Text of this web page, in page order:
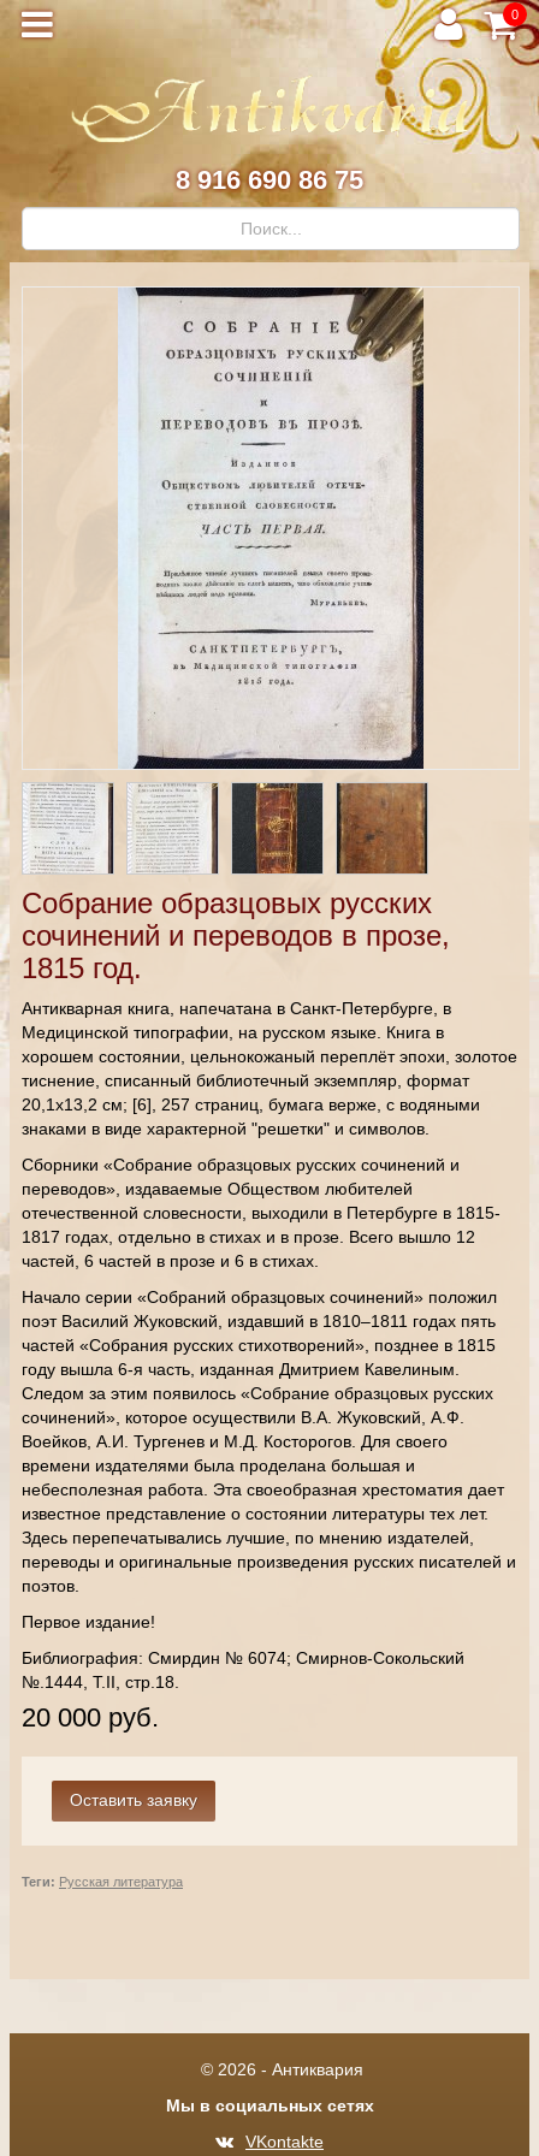
0
8 916 690 86 75
Собрание образцовых русских
сочинений и переводов в прозе,
1815 год.
Антикварная книга, напечатана в Санкт-Петербурге, в
Медицинской типографии, на русском языке. Книга в
хорошем состоянии, цельнокожаный переплёт эпохи, золотое
тиснение, списанный библиотечный экземпляр, формат
20,1х13,2 см; [6], 257 страниц, бумага верже, с водяными
знаками в виде характерной "решетки" и символов.
Сборники «Собрание образцовых русских сочинений и
переводов», издаваемые Обществом любителей
отечественной словесности, выходили в Петербурге в 1815-
1817 годах, отдельно в стихах и в прозе. Всего вышло 12
частей, 6 частей в прозе и 6 в стихах.
Начало серии «Собраний образцовых сочинений» положил
поэт Василий Жуковский, издавший в 1810–1811 годах пять
частей «Собрания русских стихотворений», позднее в 1815
году вышла 6-я часть, изданная Дмитрием Кавелиным.
Следом за этим появилось «Собрание образцовых русских
сочинений», которое осуществили В.А. Жуковский, А.Ф.
Воейков, А.И. Тургенев и М.Д. Косторогов. Для своего
времени издателями была проделана большая и
небесполезная работа. Эта своеобразная хрестоматия дает
известное представление о состоянии литературы тех лет.
Здесь перепечатывались лучшие, по мнению издателей,
переводы и оригинальные произведения русских писателей и
поэтов.
Первое издание!
Библиография: Смирдин № 6074; Смирнов-Сокольский
№.1444, Т.II, стр.18.
20 000 руб.
Теги: Русская литература
© 2026 - Антиквария
Мы в социальных сетях
VKontakte